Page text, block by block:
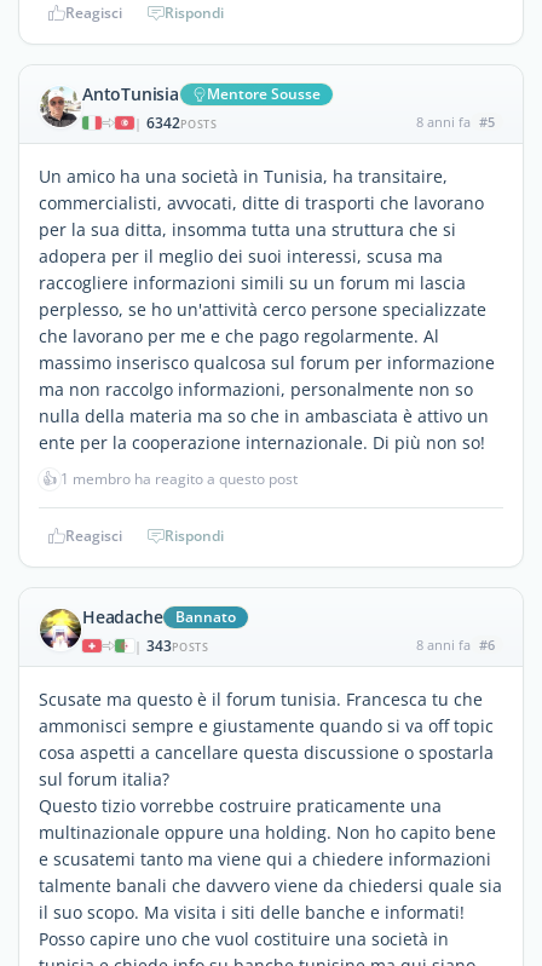
Reagisci Rispondi
AntoTunisia Mentore Sousse
| 6342POSTS 8 anni fa #5
Un amico ha una società in Tunisia, ha transitaire,
commercialisti, avvocati, ditte di trasporti che lavorano
per la sua ditta, insomma tutta una struttura che si
adopera per il meglio dei suoi interessi, scusa ma
raccogliere informazioni simili su un forum mi lascia
perplesso, se ho un'attività cerco persone specializzate
che lavorano per me e che pago regolarmente. Al
massimo inserisco qualcosa sul forum per informazione
ma non raccolgo informazioni, personalmente non so
nulla della materia ma so che in ambasciata è attivo un
ente per la cooperazione internazionale. Di più non so!
👍 1 membro ha reagito a questo post
Reagisci Rispondi
Headache Bannato
| 343POSTS 8 anni fa #6
Scusate ma questo è il forum tunisia. Francesca tu che
ammonisci sempre e giustamente quando si va off topic
cosa aspetti a cancellare questa discussione o spostarla
sul forum italia?
Questo tizio vorrebbe costruire praticamente una
multinazionale oppure una holding. Non ho capito bene
e scusatemi tanto ma viene qui a chiedere informazioni
talmente banali che davvero viene da chiedersi quale sia
il suo scopo. Ma visita i siti delle banche e informati!
Posso capire uno che vuol costituire una società in